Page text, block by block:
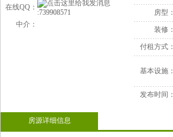
在线QQ：
:739908571
中介：
房型：
装修：
付租方式：
基本设施：
发布时间：
房源详细信息